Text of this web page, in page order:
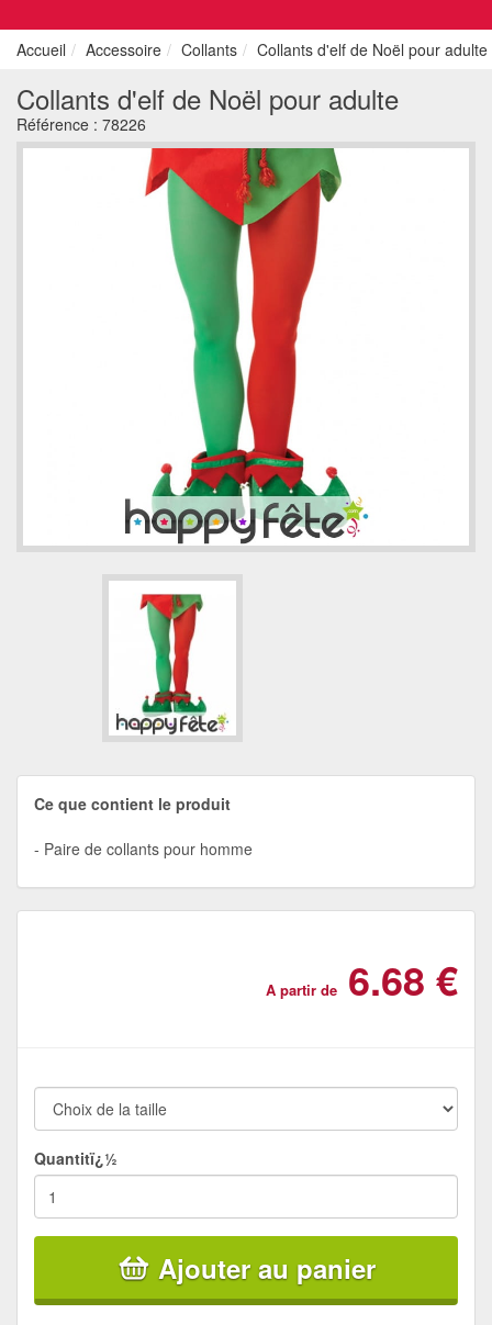
Accueil Accessoire Collants Collants d'elf de Noël pour adulte
Collants d'elf de Noël pour adulte
Référence : 78226
Ce que contient le produit
Paire de collants pour homme
A partir de 6.68 €
Quantitï¿½
Ajouter au panier